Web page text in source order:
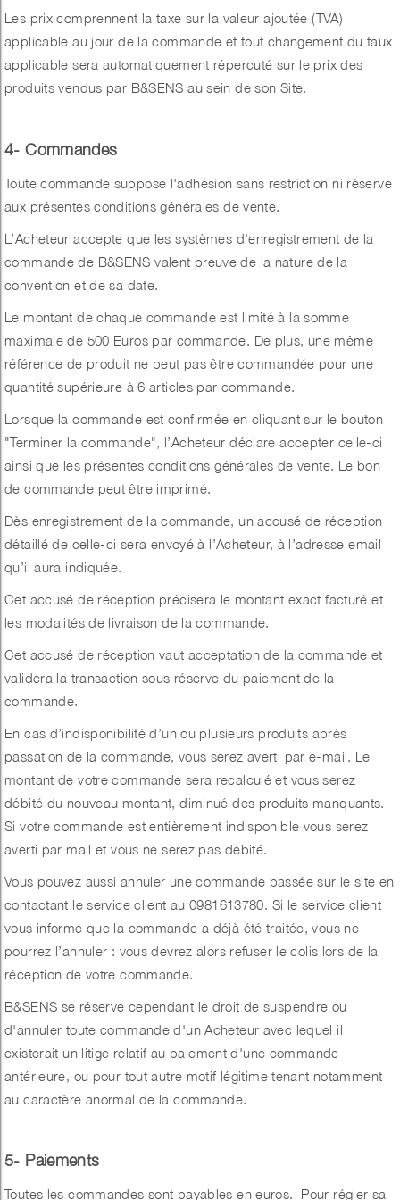
Les prix comprennent la taxe sur la valeur ajoutée (TVA)
applicable au jour de la commande et tout changement du taux
applicable sera automatiquement répercuté sur le prix des
produits vendus par B&SENS au sein de son Site.
4- Commandes
Toute commande suppose l'adhésion sans restriction ni réserve
aux présentes conditions générales de vente.
L’Acheteur accepte que les systèmes d'enregistrement de la
commande de B&SENS valent preuve de la nature de la
convention et de sa date.
Le montant de chaque commande est limité à la somme
maximale de 500 Euros par commande. De plus, une même
référence de produit ne peut pas être commandée pour une
quantité supérieure à 6 articles par commande.
Lorsque la commande est confirmée en cliquant sur le bouton
"Terminer la commande", l’Acheteur déclare accepter celle-ci
ainsi que les présentes conditions générales de vente. Le bon
de commande peut être imprimé.
Dès enregistrement de la commande, un accusé de réception
détaillé de celle-ci sera envoyé à l’Acheteur, à l’adresse email
qu’il aura indiquée.
Cet accusé de réception précisera le montant exact facturé et
les modalités de livraison de la commande.
Cet accusé de réception vaut acceptation de la commande et
validera la transaction sous réserve du paiement de la
commande.
En cas d’indisponibilité d’un ou plusieurs produits après
passation de la commande, vous serez averti par e-mail. Le
montant de votre commande sera recalculé et vous serez
débité du nouveau montant, diminué des produits manquants.
Si votre commande est entièrement indisponible vous serez
averti par mail et vous ne serez pas débité.
Vous pouvez aussi annuler une commande passée sur le site en
contactant le service client au 0981613780. Si le service client
vous informe que la commande a déjà été traitée, vous ne
pourrez l’annuler : vous devrez alors refuser le colis lors de la
réception de votre commande.
B&SENS se réserve cependant le droit de suspendre ou
d'annuler toute commande d'un Acheteur avec lequel il
existerait un litige relatif au paiement d'une commande
antérieure, ou pour tout autre motif légitime tenant notamment
au caractère anormal de la commande.
5- Paiements
Toutes les commandes sont payables en euros. Pour régler sa